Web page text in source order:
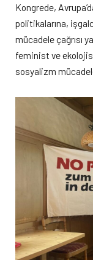
Kongrede,
politikalarına,
mücadele çağrısı
feminist ve
sosyalizm